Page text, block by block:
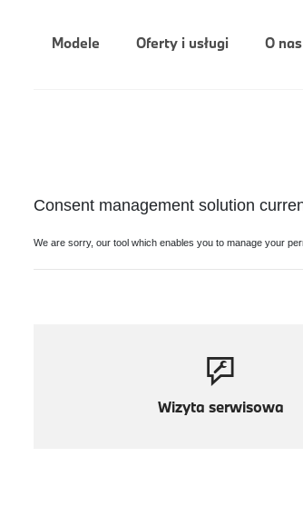
Modele Oferty i usługi O nas
Wizyta serwisowa